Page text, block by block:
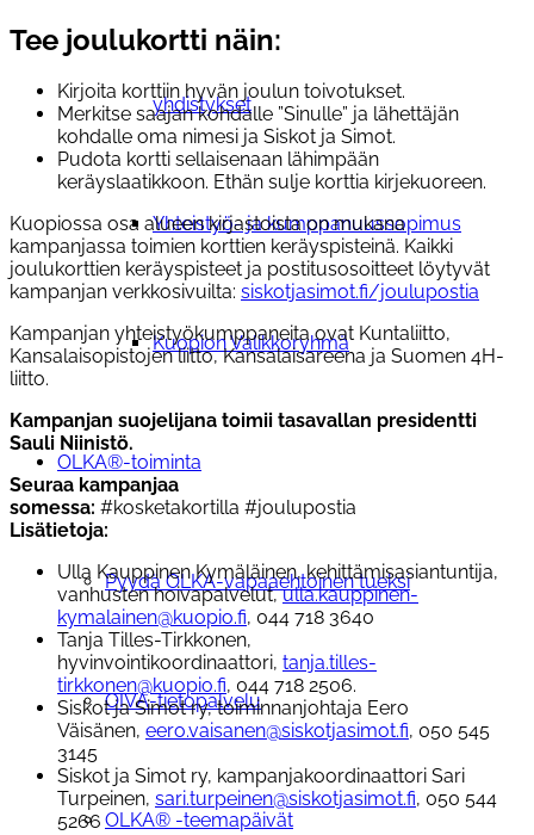
yhdistykset
Yhteistyö- ja kumppanuussopimus
Kuopion Valikkoryhmä
OLKA®-toiminta
Pyydä OLKA-vapaaehtoinen tueksi
OIVA-tietopalvelu
OLKA® -teemapäivät
Tee joulukortti näin:
Kirjoita korttiin hyvän joulun toivotukset.
Merkitse saajan kohdalle ”Sinulle” ja lähettäjän
kohdalle oma nimesi ja Siskot ja Simot.
Pudota kortti sellaisenaan lähimpään
keräyslaatikkoon. Ethän sulje korttia kirjekuoreen.
Kuopiossa osa alueen kirjastoista on mukana
kampanjassa toimien korttien keräyspisteinä. Kaikki
joulukorttien keräyspisteet ja postitusosoitteet löytyvät
kampanjan verkkosivuilta: siskotjasimot.fi/joulupostia
Kampanjan yhteistyökumppaneita ovat Kuntaliitto,
Kansalaisopistojen liitto, Kansalaisareena ja Suomen 4H-
liitto.
Kampanjan suojelijana toimii tasavallan presidentti
Sauli Niinistö.
Seuraa kampanjaa
somessa: #kosketakortilla #joulupostia
Lisätietoja:
Ulla Kauppinen Kymäläinen, kehittämisasiantuntija,
vanhusten hoivapalvelut,ulla.kauppinen-
kymalainen@kuopio.fi, 044 718 3640
Tanja Tilles-Tirkkonen,
hyvinvointikoordinaattori, tanja.tilles-
tirkkonen@kuopio.fi, 044 718 2506.
Siskot ja Simot ry, toiminnanjohtaja Eero
Väisänen, eero.vaisanen@siskotjasimot.fi, 050 545
3145
Siskot ja Simot ry, kampanjakoordinaattori Sari
Turpeinen, sari.turpeinen@siskotjasimot.fi, 050 544
5266